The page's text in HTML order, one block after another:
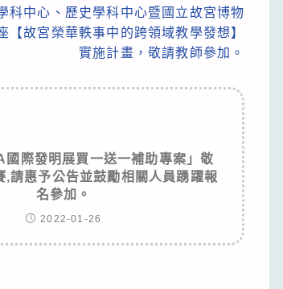
科中心、歷史學科中心暨國立故宮博物
【故宮榮華軼事中的跨領域教學發想】
實施計畫，敬請教師參加。
國際發明展買一送一補助專案」敬
,請惠予公告並鼓勵相關人員踴躍報
名參加。
2022-01-26